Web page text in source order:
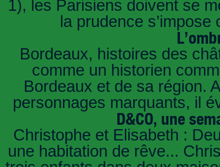
1), les Parisiens doivent se
la prudence
Bordeaux, histoires des
comme un historien
Bordeaux et de sa région.
personnages marquants, il
D&CO, une
Christophe et Elisabeth :
une habitation de rêve...